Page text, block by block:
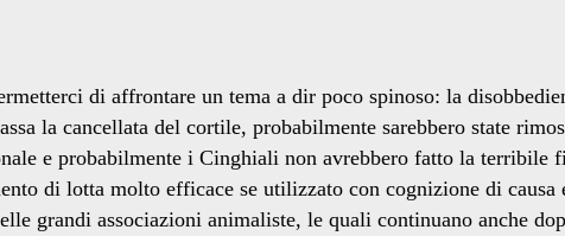
di affrontare un tema a dir poco spinoso: la
la cancellata del cortile, probabilmente sarebbero state
e probabilmente i Cinghiali non avrebbero fatto la terribile
di lotta molto efficace se utilizzato con cognizione di
grandi associazioni animaliste, le quali continuano anche